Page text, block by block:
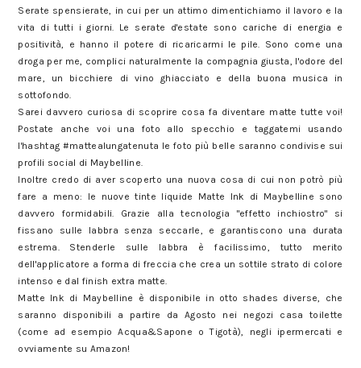
Serate spensierate, in cui per un attimo dimentichiamo il lavoro e la
vita di tutti i giorni. Le serate d'estate sono cariche di energia e
positività, e hanno il potere di ricaricarmi le pile. Sono come una
droga per me, complici naturalmente la compagnia giusta, l'odore del
mare, un bicchiere di vino ghiacciato e della buona musica in
sottofondo.
Sarei davvero curiosa di scoprire cosa fa diventare matte tutte voi!
Postate anche voi una foto allo specchio e taggatemi usando
l'hashtag #mattealungatenuta le foto più belle saranno condivise sui
profili social di Maybelline.
Inoltre credo di aver scoperto una nuova cosa di cui non potrò più
fare a meno: le nuove tinte liquide Matte Ink di Maybelline sono
davvero formidabili. Grazie alla tecnologia "effetto inchiostro" si
fissano sulle labbra senza seccarle, e garantiscono una durata
estrema. Stenderle sulle labbra è facilissimo, tutto merito
dell'applicatore a forma di freccia che crea un sottile strato di colore
intenso e dal finish extra matte.
Matte Ink di Maybelline è disponibile in otto shades diverse, che
saranno disponibili a partire da Agosto nei negozi casa toilette
(come ad esempio Acqua&Sapone o Tigotà), negli ipermercati e
ovviamente su Amazon!